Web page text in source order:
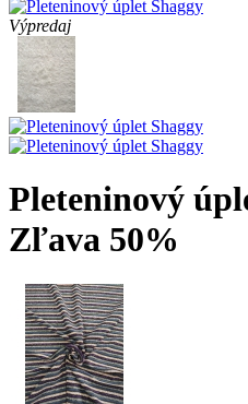
Výpredaj
Pleteninový
Zľava 50%